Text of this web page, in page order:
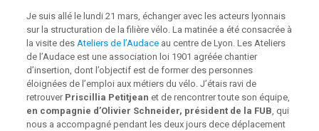
Je suis allé le lundi 21 mars, échanger avec les acteurs lyonnais
sur la structuration de la filière vélo. La matinée a été consacrée à
la visite des Ateliers de l’Audaceau centre de Lyon. Les Ateliers
de l’Audace est une association loi 1901 agréée chantier
d’insertion, dont l’objectif est de former des personnes
éloignées de l’emploi aux métiers du vélo. J’étais ravi de
retrouver Priscillia Petitjean et de rencontrer toute son équipe,
en compagnie d’Olivier Schneider, président de la FUB , qui
nous a accompagné pendant les deux jours dece déplacement